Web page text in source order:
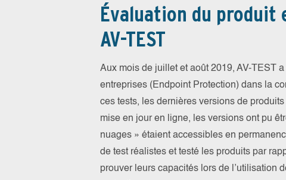
Évaluation du
AV-TEST
Aux mois de juillet et août 2019, AV-TEST
entreprises (Endpoint Protection) dans la
ces tests, les dernières versions de
mise en jour en ligne, les versions ont pu
nuages » étaient accessibles en
de test réalistes et testé les produits par
prouver leurs capacités lors de l’utilisation